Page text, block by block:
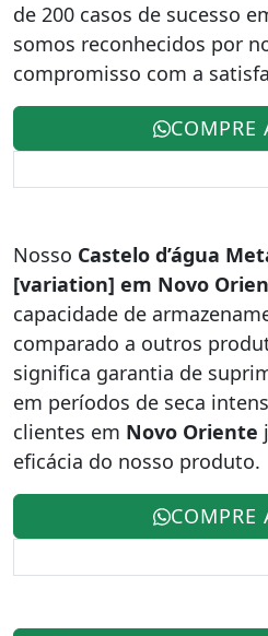
de 200 casos de sucesso
somos reconhecidos por
compromisso com a
COMPRE
Nosso Castelo d’água
[variation] em Novo
capacidade de
comparado a outros
significa garantia de
em períodos de seca
clientes em Novo Oriente
eficácia do nosso produto.
COMPRE